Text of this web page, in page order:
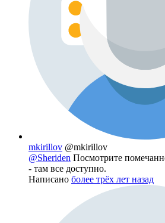
mkirillov @mkirillov
@Sheriden Посмотрите
- там все доступно.
Написано более трёх лет назад